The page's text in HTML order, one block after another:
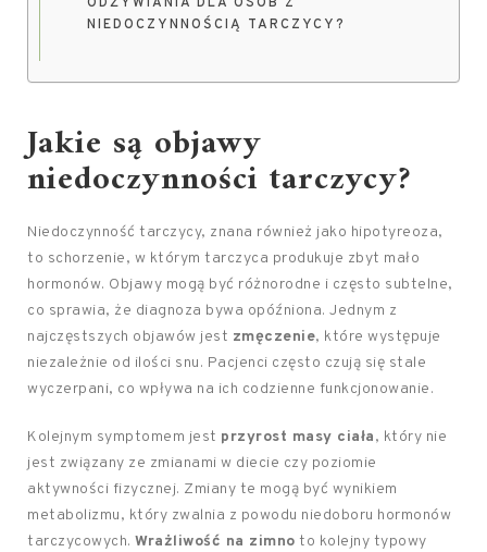
NIEDOCZYNNOŚCIĄ TARCZYCY?
Jakie są objawy
niedoczynności tarczycy?
Niedoczynność tarczycy, znana również jako hipotyreoza,
to schorzenie, w którym tarczyca produkuje zbyt mało
hormonów. Objawy mogą być różnorodne i często subtelne,
co sprawia, że diagnoza bywa opóźniona. Jednym z
najczęstszych objawów jest zmęczenie, które występuje
niezależnie od ilości snu. Pacjenci często czują się stale
wyczerpani, co wpływa na ich codzienne funkcjonowanie.
Kolejnym symptomem jest przyrost masy ciała, który nie
jest związany ze zmianami w diecie czy poziomie
aktywności fizycznej. Zmiany te mogą być wynikiem
metabolizmu, który zwalnia z powodu niedoboru hormonów
tarczycowych. Wrażliwość na zimno to kolejny typowy